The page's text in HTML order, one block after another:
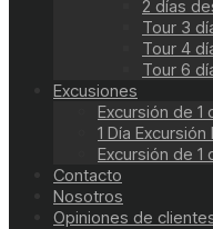
2 días
Tour 3
Tour 4
Tour 6
Excusiones
Excursión de 1
1 Día
Excursión de 1
Contacto
Nosotros
Opiniones de